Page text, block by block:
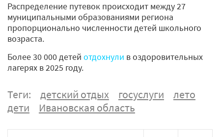
Распределение путевок происходит между 27
муниципальными образованиями региона
пропорционально численности детей школьного
возраста.
Более 30 000 детей отдохнули в оздоровительных
лагерях в 2025 году.
Теги: детский отдых госуслуги
лето
дети
Ивановская область